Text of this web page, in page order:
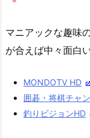
マニアックな趣味
が合えば中々面白
MONDOTV HD
囲碁・将棋チャ
釣りビジョンHD